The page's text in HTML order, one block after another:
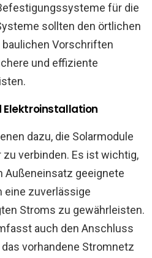
für die
sollten den örtlichen
Vorschriften
und effiziente
Elektroinstallation
dazu, die Solarmodule
verbinden. Es ist wichtig,
Außeneinsatz geeignete
eine zuverlässige
Stroms zu gewährleisten.
auch den Anschluss
vorhandene Stromnetz